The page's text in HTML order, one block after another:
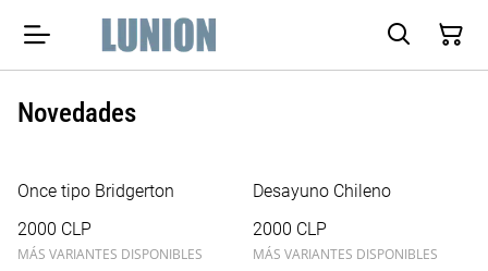
Novedades
Once tipo Bridgerton
2000 CLP
MÁS VARIANTES DISPONIBLES
Desayuno Chileno
2000 CLP
MÁS VARIANTES DISPONIBLES